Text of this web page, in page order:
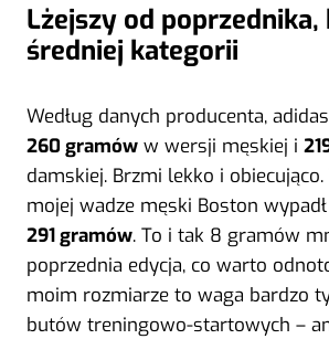
Lżejszy od poprzednika,
średniej kategorii
Według danych producenta,
260 gramów w wersji męskiej i
damskiej. Brzmi lekko i
mojej wadze męski Boston
291 gramów. To i tak 8 gramów
poprzednia edycja, co warto
moim rozmiarze to waga bardzo
butów treningowo-startowych –